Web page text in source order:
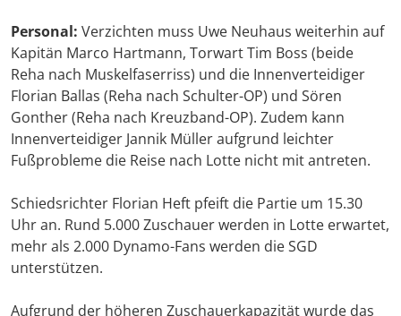
Personal: Verzichten muss Uwe Neuhaus weiterhin auf
Kapitän Marco Hartmann, Torwart Tim Boss (beide
Reha nach Muskelfaserriss) und die Innenverteidiger
Florian Ballas (Reha nach Schulter-OP) und Sören
Gonther (Reha nach Kreuzband-OP). Zudem kann
Innenverteidiger Jannik Müller aufgrund leichter
Fußprobleme die Reise nach Lotte nicht mit antreten.
Schiedsrichter Florian Heft pfeift die Partie um 15.30
Uhr an. Rund 5.000 Zuschauer werden in Lotte erwartet,
mehr als 2.000 Dynamo-Fans werden die SGD
unterstützen.
Aufgrund der höheren Zuschauerkapazität wurde das